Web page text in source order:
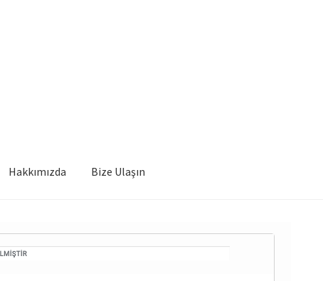
Hakkımızda Bize Ulaşın